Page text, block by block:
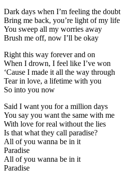
Dark days when I’m feeling the doubt
Bring me back, you’re light of my life
You sweep all my worries away
Brush me off, now I’ll be okay
Right this way forever and on
When I drown, I feel like I’ve won
‘Cause I made it all the way through
Tear in love, a lifetime with you
So into you now
Said I want you for a million days
You say you want the same with me
With love for real without the lies
Is that what they call paradise?
All of you wanna be in it
Paradise
All of you wanna be in it
Paradise